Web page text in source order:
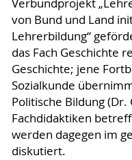
Verbundprojekt
von Bund und Land
Lehrerbildung“
das Fach Geschichte
Geschichte; jene
Sozialkunde
Politische Bildung
Fachdidaktiken
werden dagegen im
diskutiert.